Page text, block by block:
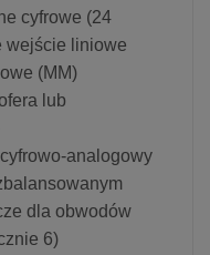
cyfrowe (24
wejście liniowe
(MM)
lub
analogowy
dla obwodów
6)